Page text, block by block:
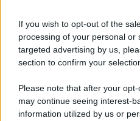
If you wish to opt-out of the
processing of your personal or
targeted advertising by us,
section to confirm your
Please note that after your
may continue seeing interest-
information utilized by us or
© 2026 - Pianeta Design -
1336/
ISCRIZIONE AL ROC N.
(ASSOCIAZIONE